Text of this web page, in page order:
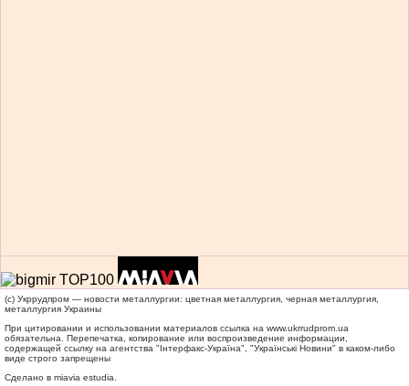
(c) Укррудпром — новости металлургии: цветная металлургия, черная металлургия,
металлургия Украины
При цитировании и использовании материалов ссылка на www.ukrrudprom.ua
обязательна. Перепечатка, копирование или воспроизведение информации,
содержащей ссылку на агентства "Iнтерфакс-Україна", "Українськi Новини" в каком-либо
виде строго запрещены
Сделано в miavia estudia.